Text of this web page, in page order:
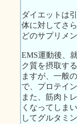
ダイエットは
体に対してさ
どのサプリメ
EMS運動後、
ク質を摂取す
ますが、一般
で、プロテイ
また、筋肉ト
くなってしま
してグルタミ